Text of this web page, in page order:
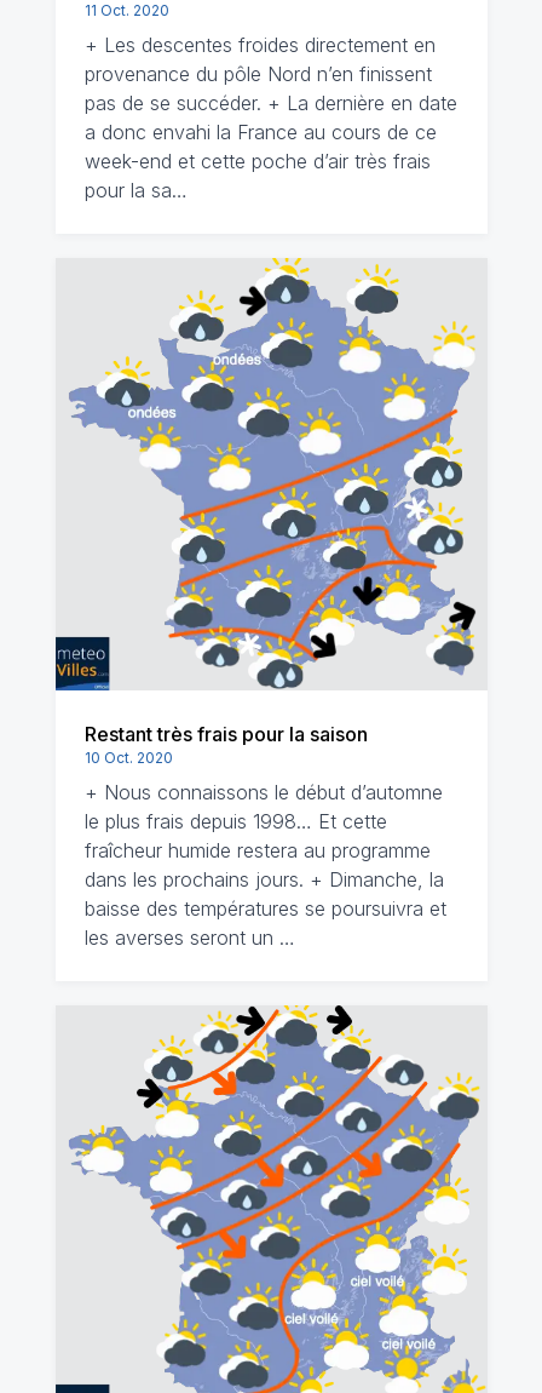
11 Oct. 2020
+ Les descentes froides directement en
provenance du pôle Nord n’en finissent
pas de se succéder. + La dernière en date
a donc envahi la France au cours de ce
week-end et cette poche d’air très frais
pour la sa…
Restant très frais pour la saison
10 Oct. 2020
+ Nous connaissons le début d’automne
le plus frais depuis 1998… Et cette
fraîcheur humide restera au programme
dans les prochains jours. + Dimanche, la
baisse des températures se poursuivra et
les averses seront un …